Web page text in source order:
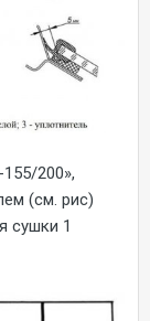
200»,
(см. рис)
сушки 1